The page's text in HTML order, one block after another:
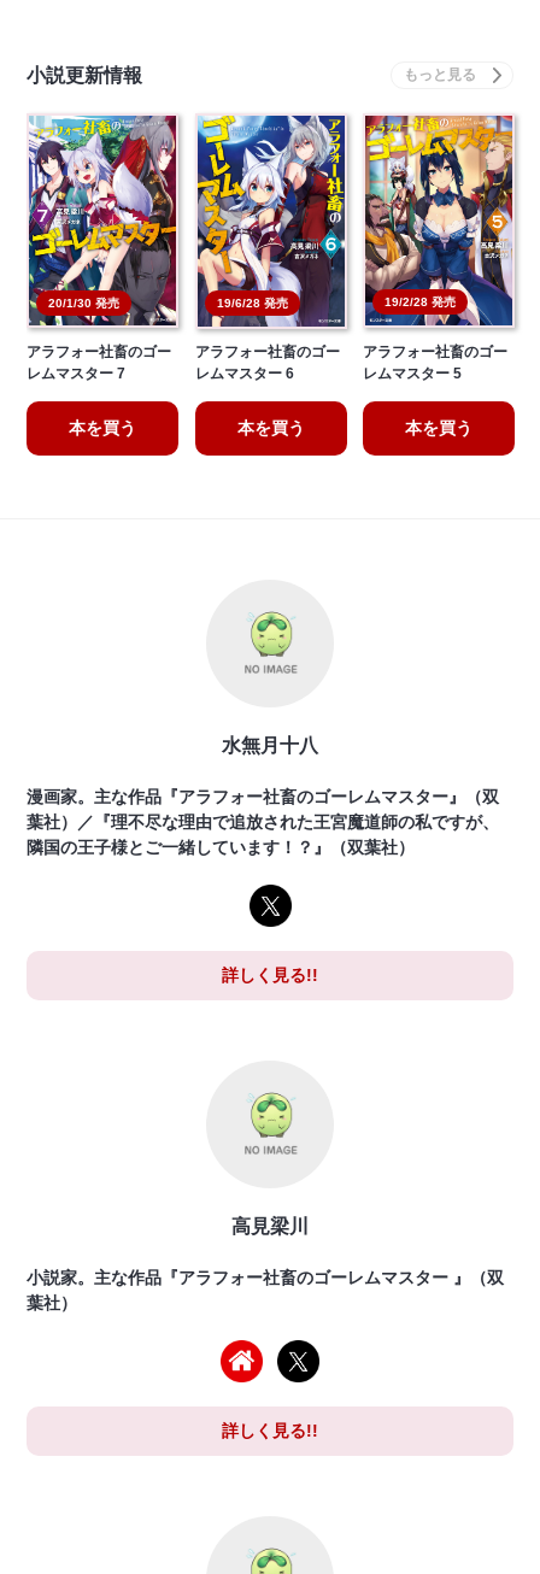
小説更新情報
20/1/30 発売
アラフォー社畜のゴー
レムマスター 7
本を買う
19/6/28 発売
アラフォー社畜のゴー
レムマスター 6
本を買う
19/2/28 発売
アラフォー社畜のゴー
レムマスター 5
本を買う
水無月十八
漫画家。主な作品『アラフォー社畜のゴーレムマスター』（双
葉社）／『理不尽な理由で追放された王宮魔道師の私ですが、
隣国の王子様とご一緒しています！？』（双葉社）
詳しく見る!!
高見梁川
小説家。主な作品『アラフォー社畜のゴーレムマスター 』（双
葉社）
詳しく見る!!